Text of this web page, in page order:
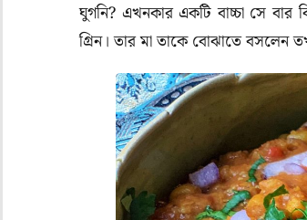
ঘুগনি? এখনকার একটি বাচ্চা সে
গ্রিন। তার মা তাকে বোঝাতে বসলেন